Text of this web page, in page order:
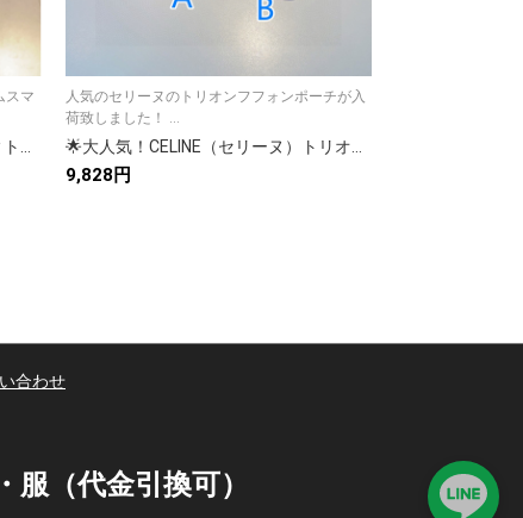
スマ
iPhoneケース高級感溢れるルイヴィトン風 モノグラム スマホケース 2色入 📱
人気のセリーヌのトリオンフフォンポーチが入
荷致しました！ ...
🌟大人気！CELINE（セリーヌ）トリオンフ フォンポーチ モバイルショルダーポーチ ショルダーバッグ 男女兼用🌟
9,828円
合わせ
（代金引換可）